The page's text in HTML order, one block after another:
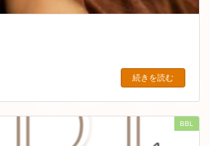
続きを読む
BBL